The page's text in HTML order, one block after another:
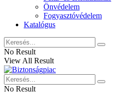
Önvédelem
Fogyasztóvédelem
Katalógus
No Result
View All Result
No Result